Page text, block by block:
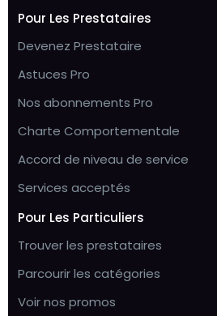
Pour Les Prestataires
Devenez Prestataire
Astuces Pro
Nos abonnements Pro
Charte Comportementale
Accord de niveau de service
Services acceptés
Pour Les Particuliers
Trouver les prestataires
Parcourir les catégories
Voir nos promos